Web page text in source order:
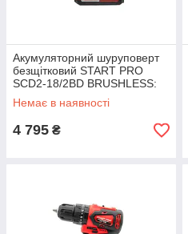
Акумуляторний шуруповерт
безщітковий START PRO
SCD2-18/2BD BRUSHLESS:
Li-ion; 18 B; 2 А*год.
Немає в наявності
4 795 ₴